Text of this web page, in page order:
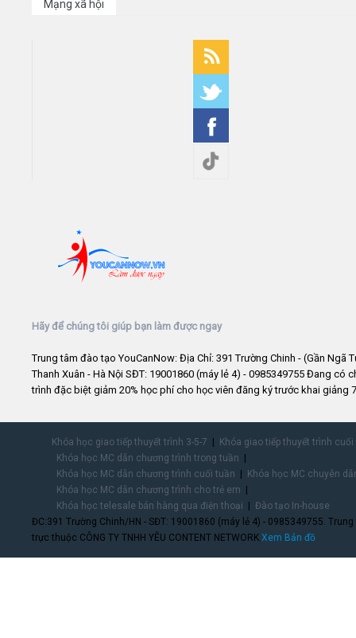
Mạng xã hội
Hãy để chúng tôi giúp bạn làm được ngay
Trung tâm đào tạo YouCanNow: Địa Chỉ: 391 Trường Chinh - (Gần Ngã
Thanh Xuân - Hà Nội SĐT: 19001860 (máy lẻ 4) - 0985349755 Đang có
trình đặc biệt giảm 20% học phí cho học viên đăng ký trước khai giảng
Khóa học giao tiếp thuyết trình 3-5-7
Khóa giao tiếp thuyết trình
Khóa học MC dẫn chương trình trong tuần
Khóa học MC dẫn chương trình cuối tuần
Khóa học MC chuyên
Khóa học MC dẫn chương trình cho trẻ em
Khóa học telesale bán hàng qua điện thoại
Đào tạo In-house
ĐC:391 Trường Chinh/HN - SĐT: 19001860 (máy lẻ 4) - 0985349755.
trực thuộc CÔNG TY TNHH YÊU CONTENT NETWORK.Xem Bản đồ